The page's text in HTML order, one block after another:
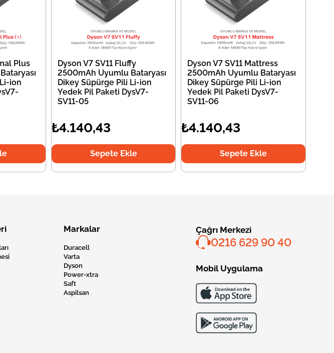
Plus
ion
Dyson V7 SV11 Fluffy
2500mAh Uyumlu Bataryası
Dikey Süpürge Pili Li-ion
Yedek Pil Paketi DysV7-
SV11-05
₺4.140,43
Sepete Ekle
Dyson V7 SV11 Mattress
2500mAh Uyumlu Bataryası
Dikey Süpürge Pili Li-ion
Yedek Pil Paketi DysV7-
SV11-06
₺4.140,43
Sepete Ekle
Markalar
Duracell
Varta
Dyson
Power-xtra
Saft
Aspilsan
Çağrı Merkezi
0216 629 90 40
Mobil Uygulama